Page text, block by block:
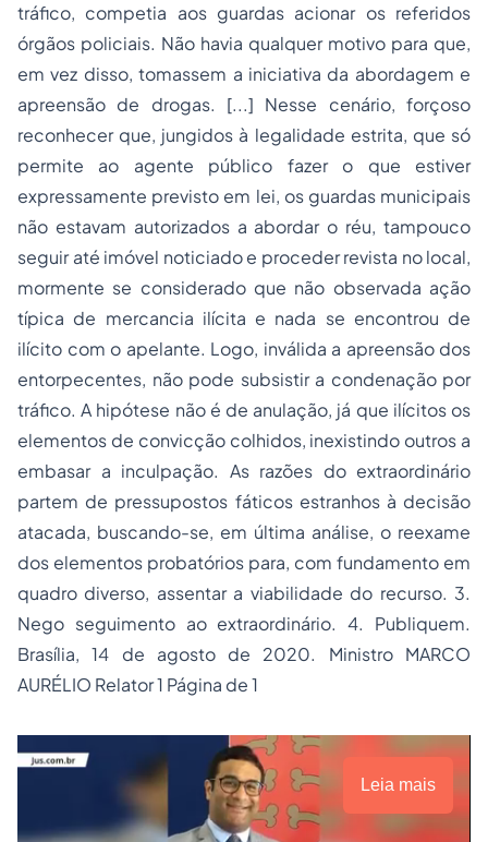
tráfico, competia aos guardas acionar os referidos
órgãos policiais. Não havia qualquer motivo para que,
em vez disso, tomassem a iniciativa da abordagem e
apreensão de drogas. [...] Nesse cenário, forçoso
reconhecer que, jungidos à legalidade estrita, que só
permite ao agente público fazer o que estiver
expressamente previsto em lei, os guardas municipais
não estavam autorizados a abordar o réu, tampouco
seguir até imóvel noticiado e proceder revista no local,
mormente se considerado que não observada ação
típica de mercancia ilícita e nada se encontrou de
ilícito com o apelante. Logo, inválida a apreensão dos
entorpecentes, não pode subsistir a condenação por
tráfico. A hipótese não é de anulação, já que ilícitos os
elementos de convicção colhidos, inexistindo outros a
embasar a inculpação. As razões do extraordinário
partem de pressupostos fáticos estranhos à decisão
atacada, buscando-se, em última análise, o reexame
dos elementos probatórios para, com fundamento em
quadro diverso, assentar a viabilidade do recurso. 3.
Nego seguimento ao extraordinário. 4. Publiquem.
Brasília, 14 de agosto de 2020. Ministro MARCO
AURÉLIO Relator 1 Página de 1
Leia mais